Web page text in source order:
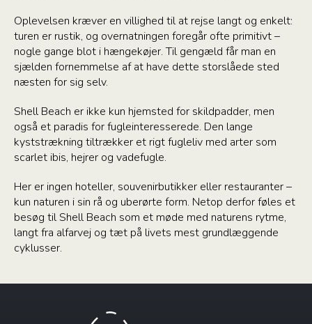
Oplevelsen kræver en villighed til at rejse langt og enkelt:
turen er rustik, og overnatningen foregår ofte primitivt –
nogle gange blot i hængekøjer. Til gengæld får man en
sjælden fornemmelse af at have dette storslåede sted
næsten for sig selv.
Shell Beach er ikke kun hjemsted for skildpadder, men
også et paradis for fugleinteresserede. Den lange
kyststrækning tiltrækker et rigt fugleliv med arter som
scarlet ibis, hejrer og vadefugle.
Her er ingen hoteller, souvenirbutikker eller restauranter –
kun naturen i sin rå og uberørte form. Netop derfor føles et
besøg til Shell Beach som et møde med naturens rytme,
langt fra alfarvej og tæt på livets mest grundlæggende
cyklusser.